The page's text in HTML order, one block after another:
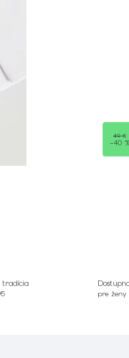
49 €
–40
tradícia
pre ženy